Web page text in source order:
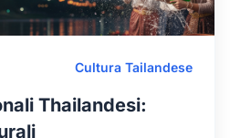
Cultura Tailandese
Thailandesi: